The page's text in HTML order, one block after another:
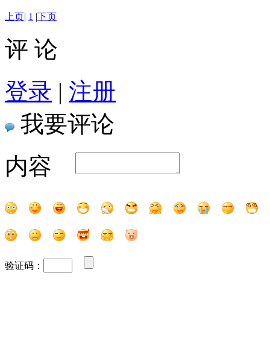
上页| 1 |下页
评 论
登录 | 注册
我要评论
内容
验证码：